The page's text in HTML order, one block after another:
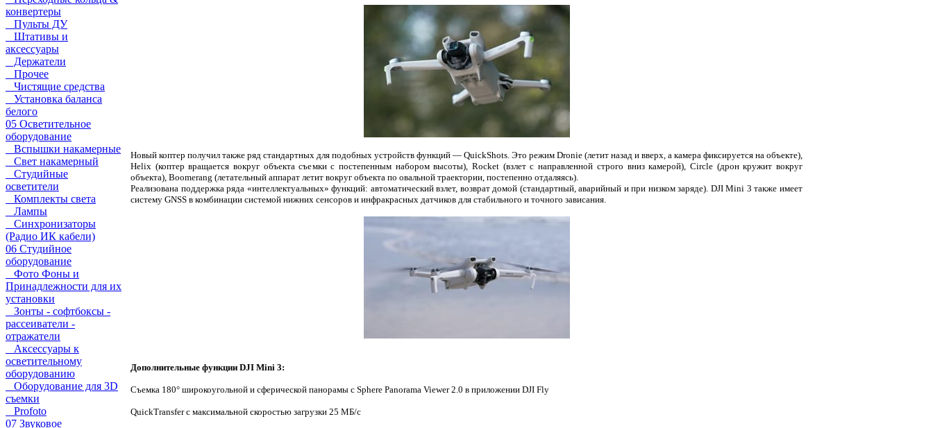
конвертеры
Пульты ДУ
Штативы и
аксессуары
Держатели
Прочее
Чистящие средства
Установка баланса
белого
05 Осветительное
оборудование
Вспышки накамерные
Свет накамерный
Студийные
осветители
Комплекты света
Лампы
Синхронизаторы
(Радио ИК кабели)
06 Студийное
оборудование
Фото Фоны и
Принадлежности для их
установки
Зонты - софтбоксы -
рассеиватели -
отражатели
Аксессуары к
осветительному
оборудованию
Оборудование для 3D
съемки
Profoto
07 Звуковое
Новый коптер получил также ряд стандартных для подобных устройств функций — QuickShots. Это режим Dronie (летит назад и вверх, а камера фиксируется на объекте),
Helix (коптер вращается вокруг объекта съемки с постепенным набором высоты), Rocket (взлет с направленной строго вниз камерой), Circle (дрон кружит вокруг
объекта), Boomerang (летательный аппарат летит вокруг объекта по овальной траектории, постепенно отдаляясь).
Реализована поддержка ряда «интеллектуальных» функций: автоматический взлет, возврат домой (стандартный, аварийный и при низком заряде). DJI Mini 3 также имеет
систему GNSS в комбинации системой нижних сенсоров и инфракрасных датчиков для стабильного и точного зависания.
Дополнительные функции DJI Mini 3:
Съемка 180° широкоугольной и сферической панорамы с Sphere Panorama Viewer 2.0 в приложении DJI Fly
QuickTransfer с максимальной скоростью загрузки 25 МБ/с